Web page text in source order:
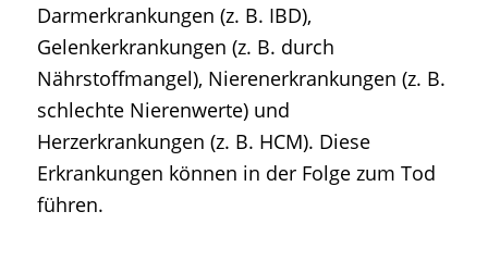
Darmerkrankungen (z. B. IBD),
Gelenkerkrankungen (z. B. durch
Nährstoffmangel), Nierenerkrankungen (z. B.
schlechte Nierenwerte) und
Herzerkrankungen (z. B. HCM). Diese
Erkrankungen können in der Folge zum Tod
führen.